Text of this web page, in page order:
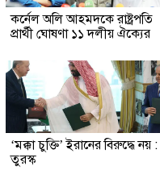
কর্নেল অলি আহমদকে রাষ্ট্রপতি
প্রার্থী ঘোষণা ১১ দলীয় ঐক্যের
‘মক্কা চুক্তি’ ইরানের বিরুদ্ধে নয় :
তুরস্ক